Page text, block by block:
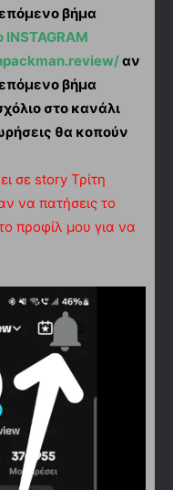
βήμα
αν
βήμα
στο κανάλι
θα κοπούν
σε story Τρίτη
να πατήσεις το
προφίλ μου για να